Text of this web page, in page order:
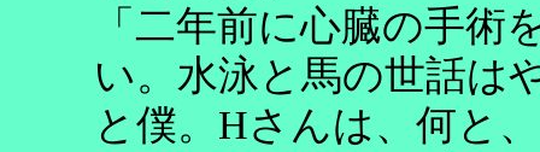
「二年前に心臓の手
い。水泳と馬の世話は
と僕。 Hさんは、何と